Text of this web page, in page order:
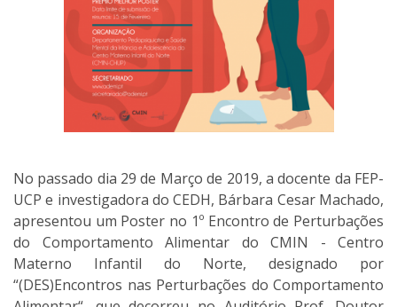
No passado dia 29 de Março de 2019, a docente da FEP-
UCP e investigadora do CEDH, Bárbara Cesar Machado,
apresentou um Poster no 1º Encontro de Perturbações
do Comportamento Alimentar do CMIN - Centro
Materno Infantil do Norte, designado por
“(DES)Encontros nas Perturbações do Comportamento